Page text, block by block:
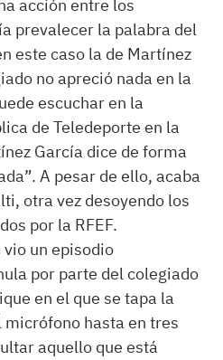
acción entre los
prevalecer la palabra del
este caso la de Martínez
no apreció nada en la
escuchar en la
de Teledeporte en la
García dice de forma
A pesar de ello, acaba
otra vez desoyendo los
por la RFEF.
un episodio
por parte del colegiado
en el que se tapa la
micrófono hasta en tres
aquello que está